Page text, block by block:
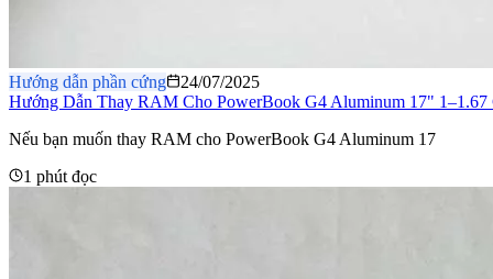
Hướng dẫn phần cứng
24/07/2025
Hướng Dẫn Thay RAM Cho PowerBook G4 Aluminum 17" 1–1.67
Nếu bạn muốn thay RAM cho PowerBook G4 Aluminum 17
1 phút đọc